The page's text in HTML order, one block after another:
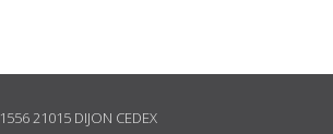
21015 DIJON CEDEX